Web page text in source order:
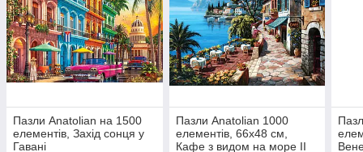
Пазли Anatolian на 1500
елементів, Захід сонця у
Гавані
Пазли Anatolian 1000
елементів, 66х48 см,
Кафе з видом на море II